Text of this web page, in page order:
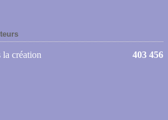
la création 403 456